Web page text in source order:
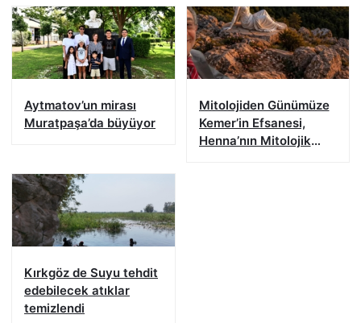
Aytmatov’un mirası
Muratpaşa’da büyüyor
Mitolojiden Günümüze
Kemer’in Efsanesi,
Henna’nın Mitolojik
Kırkgöz de Suyu tehdit
edebilecek atıklar
temizlendi